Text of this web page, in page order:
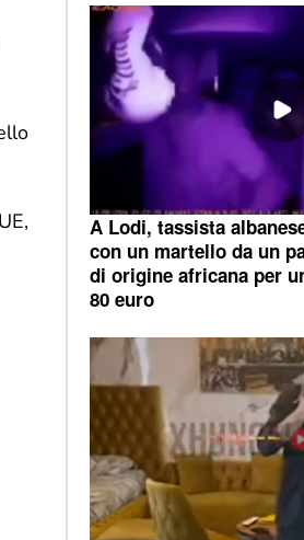
A Lodi, tassista
con un martello da un
di origine africana per
80 euro